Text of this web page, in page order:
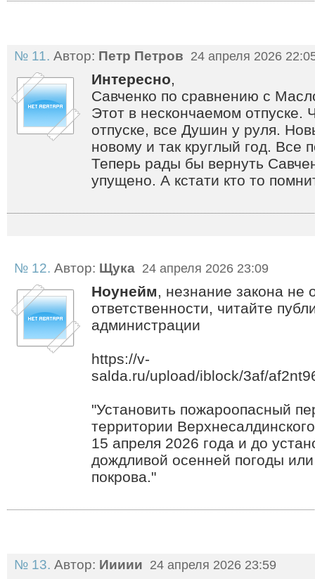
№ 11. Автор: Петр Петров 24 апреля 2026
Интересно,
Савченко по сравнению с
Этот в нескончаемом отпуске.
отпуске, все Душин у руля.
новому и так круглый год. Все
Теперь рады бы вернуть
упущено. А кстати кто то
№ 12. Автор: Щука 24 апреля 2026 23:09
Ноунейм, незнание закона не
ответственности, читайте
администрации
https://v-
salda.ru/upload/iblock/3af/
"Установить пожароопасный
территории
15 апреля 2026 года и до
дождливой осенней погоды
покрова."
№ 13. Автор: Иииии 24 апреля 2026 23:59